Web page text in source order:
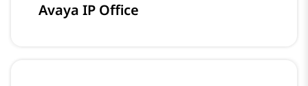
Avaya IP Office